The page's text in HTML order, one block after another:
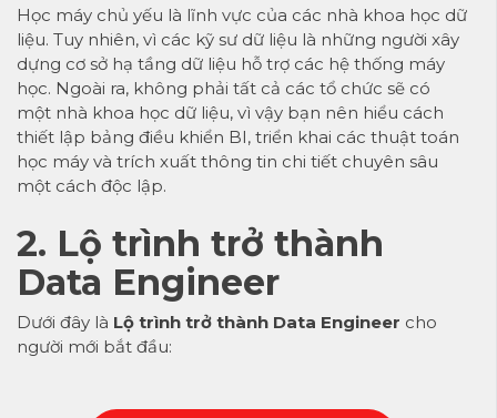
Học máy chủ yếu là lĩnh vực của các nhà khoa học dữ
liệu. Tuy nhiên, vì các kỹ sư dữ liệu là những người xây
dựng cơ sở hạ tầng dữ liệu hỗ trợ các hệ thống máy
học. Ngoài ra, không phải tất cả các tổ chức sẽ có
một nhà khoa học dữ liệu, vì vậy bạn nên hiểu cách
thiết lập bảng điều khiển BI, triển khai các thuật toán
học máy và trích xuất thông tin chi tiết chuyên sâu
một cách độc lập.
2. Lộ trình trở thành
Data Engineer
Dưới đây là Lộ trình trở thành Data Engineer cho
người mới bắt đầu: